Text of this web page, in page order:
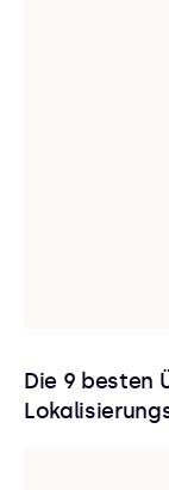
Die 9 besten